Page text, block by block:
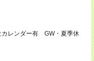
レンダー有 GW・夏季休